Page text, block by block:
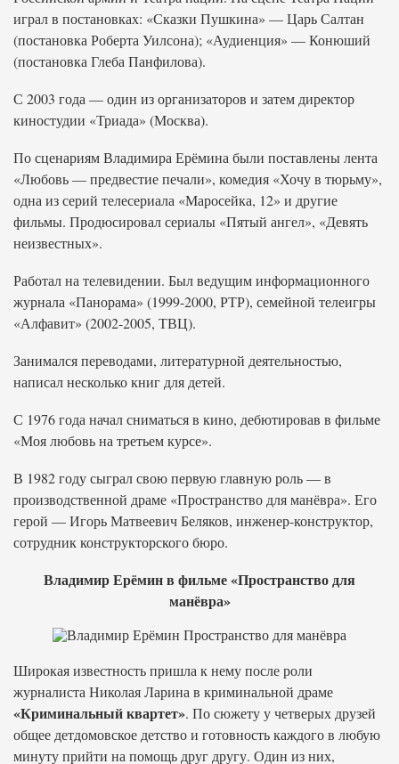
играл в постановках: «Сказки Пушкина» — Царь Салтан
(постановка Роберта Уилсона); «Аудиенция» — Конюший
(постановка Глеба Панфилова).
С 2003 года — один из организаторов и затем директор
киностудии «Триада» (Москва).
По сценариям Владимира Ерёмина были поставлены лента
«Любовь — предвестие печали», комедия «Хочу в тюрьму»,
одна из серий телесериала «Маросейка, 12» и другие
фильмы. Продюсировал сериалы «Пятый ангел», «Девять
неизвестных».
Работал на телевидении. Был ведущим информационного
журнала «Панорама» (1999-2000, РТР), семейной телеигры
«Алфавит» (2002-2005, ТВЦ).
Занимался переводами, литературной деятельностью,
написал несколько книг для детей.
С 1976 года начал сниматься в кино, дебютировав в фильме
«Моя любовь на третьем курсе».
В 1982 году сыграл свою первую главную роль — в
производственной драме «Пространство для манёвра». Его
герой — Игорь Матвеевич Беляков, инженер-конструктор,
сотрудник конструкторского бюро.
Владимир Ерёмин в фильме «Пространство для
манёвра»
Широкая известность пришла к нему после роли
журналиста Николая Ларина в криминальной драме
«Криминальный квартет». По сюжету у четверых друзей
общее детдомовское детство и готовность каждого в любую
минуту прийти на помощь друг другу. Один из них,